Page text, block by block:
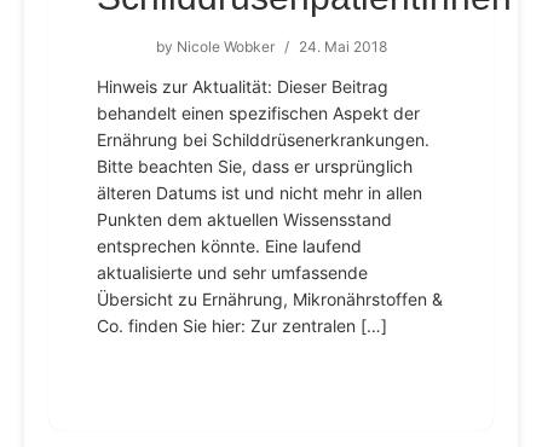
by Nicole Wobker / 24. Mai 2018
Hinweis zur Aktualität: Dieser Beitrag
behandelt einen spezifischen Aspekt der
Ernährung bei Schilddrüsenerkrankungen.
Bitte beachten Sie, dass er ursprünglich
älteren Datums ist und nicht mehr in allen
Punkten dem aktuellen Wissensstand
entsprechen könnte. Eine laufend
aktualisierte und sehr umfassende
Übersicht zu Ernährung, Mikronährstoffen &
Co. finden Sie hier: Zur zentralen […]